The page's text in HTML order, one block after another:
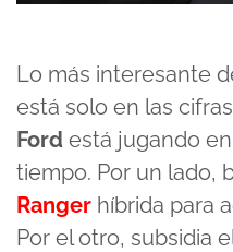
Lo más interesante
está solo en las
Ford está jugando
tiempo. Por un lado,
Ranger híbrida para
Por el otro, subsidia